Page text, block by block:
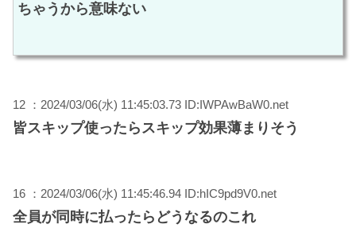
ちゃうから意味ない
12 ：2024/03/06(水) 11:45:03.73 ID:IWPAwBaW0.net
皆スキップ使ったらスキップ効果薄まりそう
16 ：2024/03/06(水) 11:45:46.94 ID:hIC9pd9V0.net
全員が同時に払ったらどうなるのこれ